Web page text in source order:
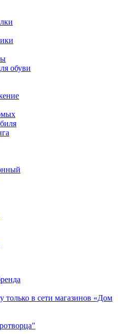
обуви
только в сети магазинов «Дом